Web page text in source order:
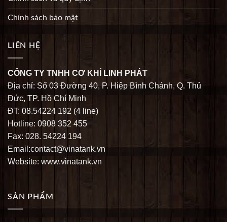
Chính sách bảo mật
LIÊN HỆ
CÔNG TY TNHH CƠ KHÍ LINH PHÁT
Địa chỉ: Số 03 Đường 40, P. Hiệp Bình Chánh, Q. Thủ
Đức, TP. Hồ Chí Minh
ĐT: 08.54224 192 (4 line)
Hotline: 0908 352 455
Fax: 028. 54224 194
Email:contact@vinatank.vn
Website: www.vinatank.vn
SẢN PHẨM